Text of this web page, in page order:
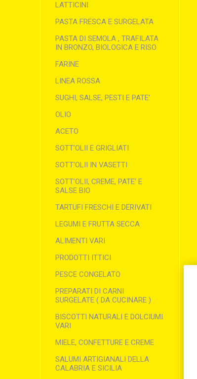
LATTICINI
PASTA FRESCA E SURGELATA
PASTA DI SEMOLA , TRAFILATA
IN BRONZO, BIOLOGICA E RISO
FARINE
LINEA ROSSA
SUGHI, SALSE, PESTI E PATE'
OLIO
ACETO
SOTT'OLII E GRIGLIATI
SOTT'OLII IN VASETTI
SOTT'OLII, CREME, PATE' E
SALSE BIO
TARTUFI FRESCHI E DERIVATI
LEGUMI E FRUTTA SECCA
ALIMENTI VARI
PRODOTTI ITTICI
PESCE CONGELATO
PREPARATI DI CARNI
SURGELATE ( DA CUCINARE )
BISCOTTI NATURALI E DOLCIUMI
VARI
MIELE, CONFETTURE E CREME
SALUMI ARTIGIANALI DELLA
CALABRIA E SICILIA